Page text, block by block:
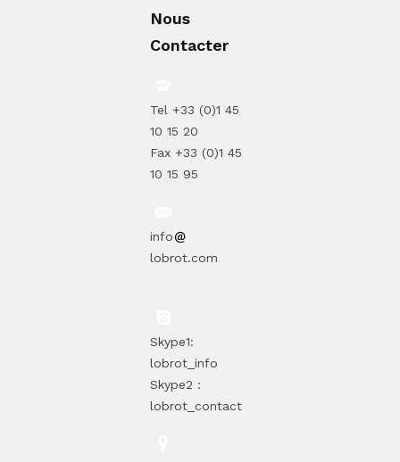
Nous
Contacter
Tel +33 (0)1 45
10 15 20
Fax +33 (0)1 45
10 15 95
info
lobrot.com
Skype1:
lobrot_info
Skype2 :
lobrot_contact